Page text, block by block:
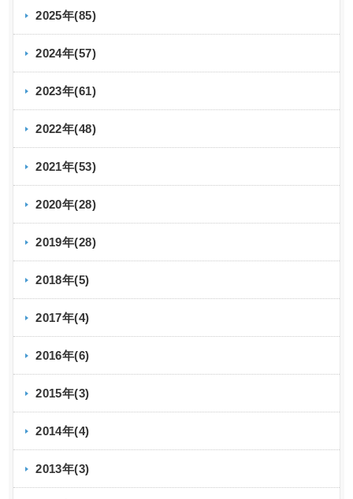
2025年(85)
2024年(57)
2023年(61)
2022年(48)
2021年(53)
2020年(28)
2019年(28)
2018年(5)
2017年(4)
2016年(6)
2015年(3)
2014年(4)
2013年(3)